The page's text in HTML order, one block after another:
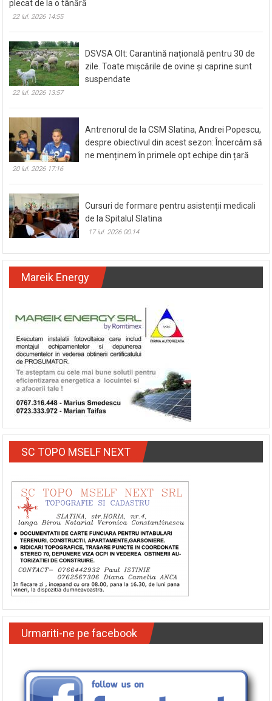
plecat de la o tânără
22 iul. 2026 14:55
DSVSA Olt: Carantină națională pentru 30 de
zile. Toate mișcările de ovine și caprine sunt
suspendate
22 iul. 2026 13:57
Antrenorul de la CSM Slatina, Andrei Popescu,
despre obiectivul din acest sezon: Încercăm să
ne menținem în primele opt echipe din țară
20 iul. 2026 17:16
Cursuri de formare pentru asistenții medicali
de la Spitalul Slatina
17 iul. 2026 00:14
Mareik Energy
SC TOPO MSELF NEXT
Urmariti-ne pe facebook